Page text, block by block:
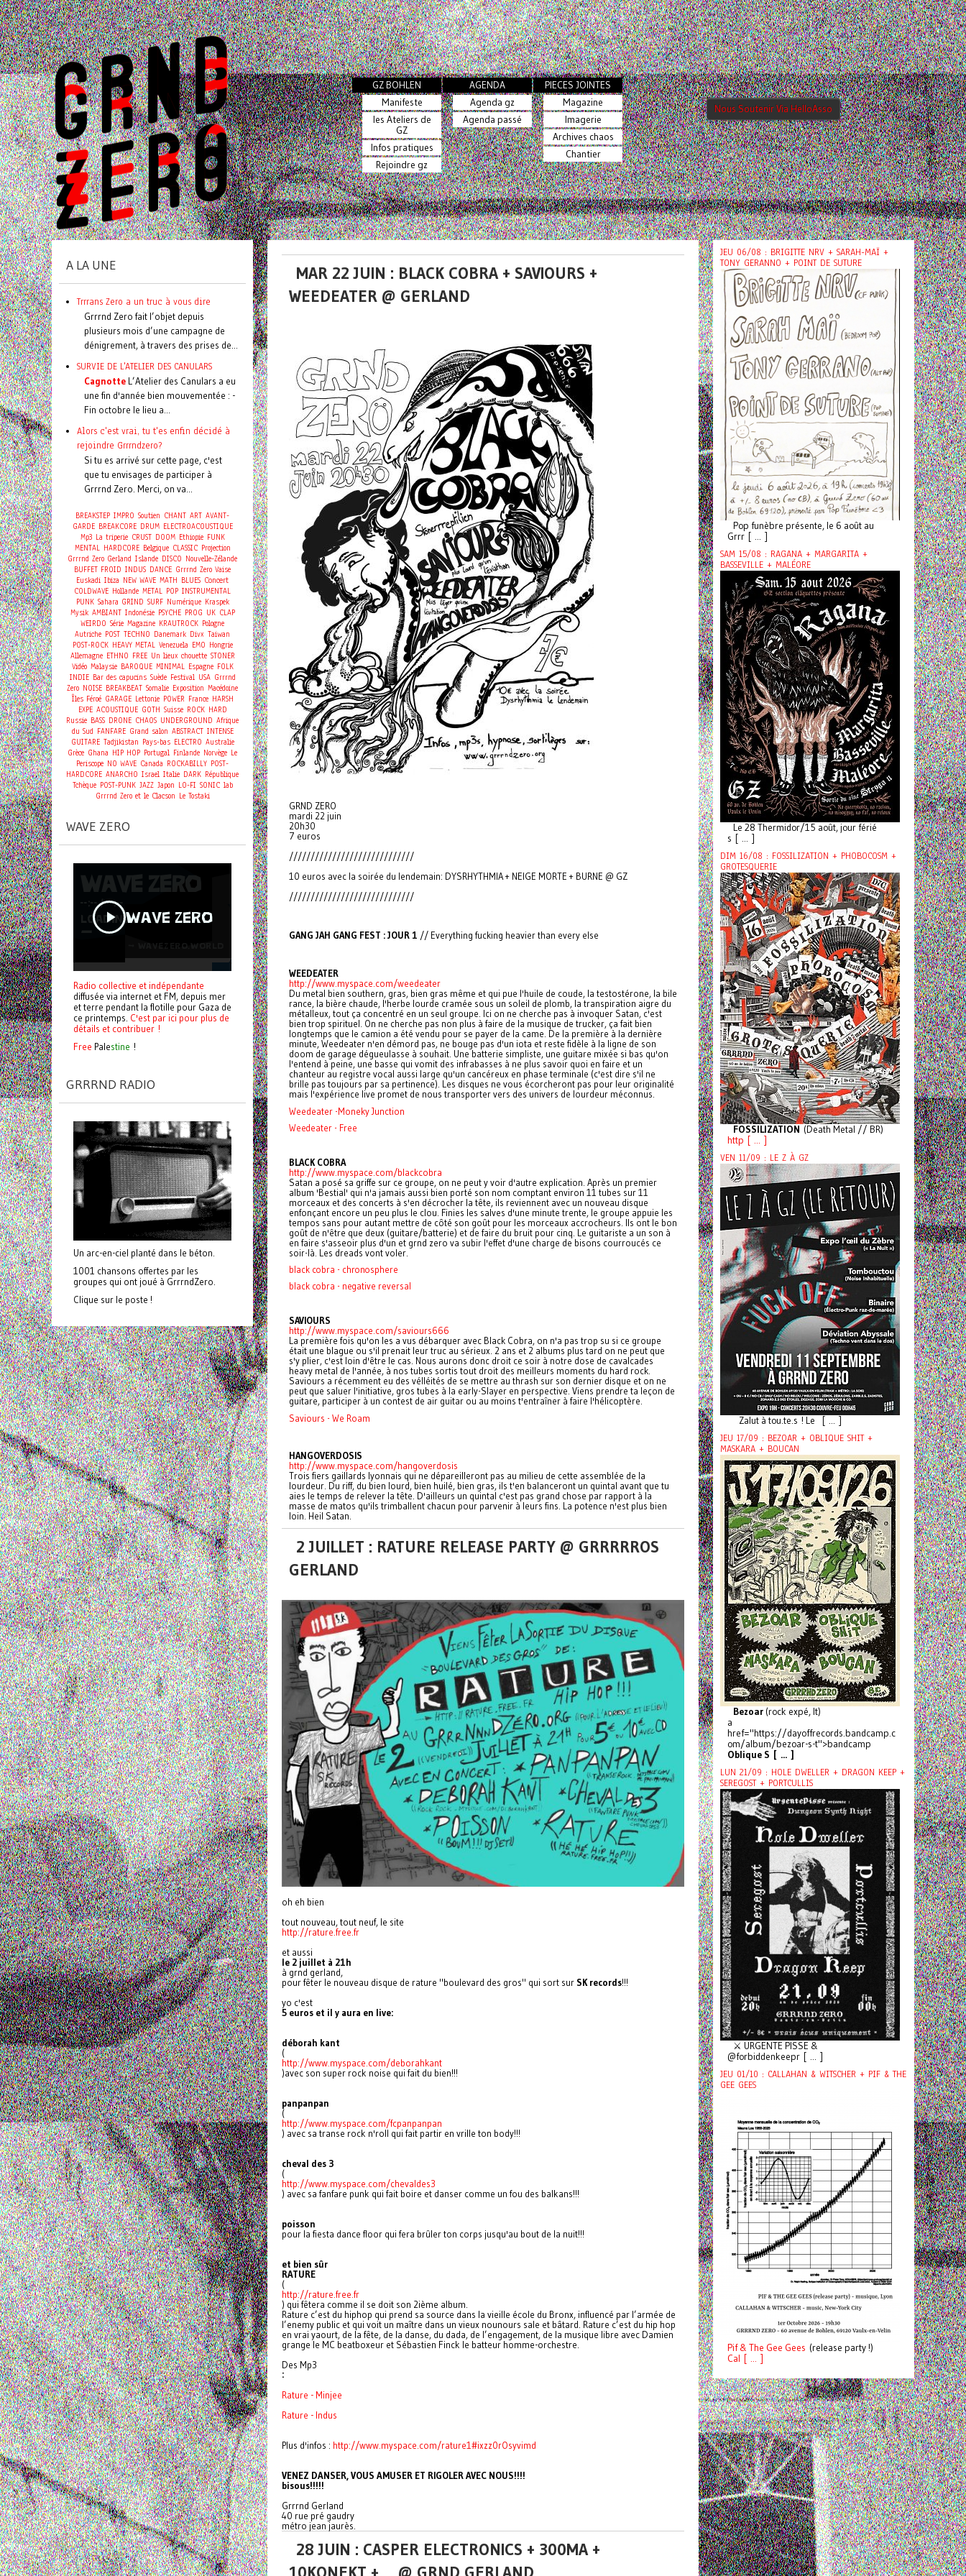
GZ BOHLEN
Manifeste
les Ateliers de
GZ
Infos pratiques
Rejoindre gz
AGENDA
Agenda gz
Agenda passé
PIECES JOINTES
Magazine
Imagerie
Archives chaos
Chantier
Nous Soutenir Via HelloAsso
MAR 22 JUIN : BLACK COBRA + SAVIOURS +
WEEDEATER @ GERLAND
GRND ZERO
mardi 22 juin
20h30
7 euros
/////////////////////////////
10 euros avec la soirée du lendemain: DYSRHYTHMIA + NEIGE MORTE + BURNE @ GZ
/////////////////////////////
GANG JAH GANG FEST : JOUR 1 // Everything fucking heavier than every else
WEEDEATER
http://www.myspace.com/weedeater
Du metal bien southern, gras, bien gras même et qui pue l'huile de coude, la testostérone, la bile
rance, la bière chaude, l'herbe lourde cramée sous un soleil de plomb, la transpiration aigre du
métalleux, tout ça concentré en un seul groupe. Ici on ne cherche pas à invoquer Satan, c'est
bien trop spirituel. On ne cherche pas non plus à faire de la musique de trucker, ça fait bien
longtemps que le camion a été vendu pour se payer de la came. De la première à la dernière
minute, Weedeater n'en démord pas, ne bouge pas d'un iota et reste fidèle à la ligne de son
doom de garage dégueulasse à souhait. Une batterie simpliste, une guitare mixée si bas qu'on
l'entend à peine, une basse qui vomit des infrabasses à ne plus savoir quoi en faire et un
chanteur au registre vocal aussi large qu'un cancéreux en phase terminale (c'est dire s'il ne
brille pas toujours par sa pertinence). Les disques ne vous écorcheront pas pour leur originalité
mais l'expérience live promet de nous transporter vers des univers de lourdeur méconnus.
Weedeater -Moneky Junction
Weedeater - Free
BLACK COBRA
http://www.myspace.com/blackcobra
Satan a posé sa griffe sur ce groupe, on ne peut y voir d'autre explication. Après un premier
album 'Bestial' qui n'a jamais aussi bien porté son nom comptant environ 11 tubes sur 11
morceaux et des concerts à s'en décrocher la tête, ils reviennent avec un nouveau disque
enfonçant encore un peu plus le clou. Finies les salves d'une minute trente, le groupe appuie les
tempos sans pour autant mettre de côté son goût pour les morceaux accrocheurs. Ils ont le bon
goût de n'être que deux (guitare/batterie) et de faire du bruit pour cinq. Le guitariste a un son à
en faire s'asseoir plus d'un et grnd zero va subir l'effet d'une charge de bisons courroucés ce
soir-là. Les dreads vont voler.
black cobra - chronosphere
black cobra - negative reversal
SAVIOURS
http://www.myspace.com/saviours666
La première fois qu'on les a vus débarquer avec Black Cobra, on n'a pas trop su si ce groupe
était une blague ou s'il prenait leur truc au sérieux. 2 ans et 2 albums plus tard on ne peut que
s'y plier, c'est loin d'être le cas. Nous aurons donc droit ce soir à notre dose de cavalcades
heavy metal de l'année, à nos tubes sortis tout droit des meilleurs moments du hard rock.
Saviours a récemment eu des vélléités de se mettre au thrash sur son dernier disque et on ne
peut que saluer l'initiative, gros tubes à la early-Slayer en perspective. Viens prendre ta leçon de
guitare, participer à un contest de air guitar ou au moins t'entraîner à faire l'hélicoptère.
Saviours - We Roam
HANGOVERDOSIS
http://www.myspace.com/hangoverdosis
Trois fiers gaillards lyonnais qui ne dépareilleront pas au milieu de cette assemblée de la
lourdeur. Du riff, du bien lourd, bien huilé, bien gras, ils t'en balanceront un quintal avant que tu
aies le temps de relever la tête. D'ailleurs un quintal c'est pas grand chose par rapport à la
masse de matos qu'ils trimballent chacun pour parvenir à leurs fins. La potence n'est plus bien
loin. Heil Satan.
2 JUILLET : RATURE RELEASE PARTY @ GRRRRROS
GERLAND
oh eh bien
tout nouveau, tout neuf, le site
http://rature.free.fr
et aussi
le 2 juillet à 21h
à grnd gerland,
pour fêter le nouveau disque de rature "boulevard des gros" qui sort sur SK records!!!
yo c'est
5 euros et il y aura en live:
déborah kant
(
http://www.myspace.com/deborahkant
)avec son super rock noise qui fait du bien!!!
panpanpan
(
http://www.myspace.com/fcpanpanpan
) avec sa transe rock n'roll qui fait partir en vrille ton body!!!
cheval des 3
(
http://www.myspace.com/chevaldes3
) avec sa fanfare punk qui fait boire et danser comme un fou des balkans!!!
poisson
pour la fiesta dance floor qui fera brûler ton corps jusqu'au bout de la nuit!!!
et bien sûr
RATURE
(
http://rature.free.fr
) qui fêtera comme il se doit son 2ième album.
Rature c’est du hiphop qui prend sa source dans la vieille école du Bronx, influencé par l’armée de
l’enemy public et qui voit un maître dans un vieux nounours sale et bâtard. Rature c’est du hip hop
en vrai yaourt, de la fête, de la danse, du dada, de l’engagement, de la musique libre avec Damien
grange le MC beatboxeur et Sébastien Finck le batteur homme-orchestre.
Des Mp3
:
Rature - Minjee
Rature - Indus
Plus d'infos : http://www.myspace.com/rature1#ixzz0rOsyvimd
VENEZ DANSER, VOUS AMUSER ET RIGOLER AVEC NOUS!!!!
bisous!!!!!
Grrrnd Gerland
40 rue pré gaudry
métro jean jaurès.
28 JUIN : CASPER ELECTRONICS + 300MA +
A LA UNE
Trrrans Zero a un truc à vous dire
Grrrnd Zero fait l’objet depuis
plusieurs mois d’une campagne de
dénigrement, à travers des prises de...
SURVIE DE L'ATELIER DES CANULARS
Cagnotte L’Atelier des Canulars a eu
une fin d'année bien mouvementée : -
Fin octobre le lieu a...
Alors c'est vrai, tu t'es enfin décidé à
rejoindre Grrrndzero?
Si tu es arrivé sur cette page, c'est
que tu envisages de participer à
Grrrnd Zero. Merci, on va...
BREAKSTEP IMPRO Soutien CHANT ART AVANT-
GARDE BREAKCORE DRUM ELECTROACOUSTIQUE
Mp3 La triperie CRUST DOOM Ethiopie FUNK
MENTAL HARDCORE Belgique CLASSIC Projection
Grrrnd Zero Gerland Islande DISCO Nouvelle-Zélande
BUFFET FROID INDUS DANCE Grrrnd Zero Vaise
Euskadi Ibiza NEW WAVE MATH BLUES Concert
COLDWAVE Hollande METAL POP INSTRUMENTAL
PUNK Sahara GRIND SURF Numérique Kraspek
Mysik AMBIANT Indonésie PSYCHE PROG UK CLAP
WEIRDO Série Magazine KRAUTROCK Pologne
Autriche POST TECHNO Danemark Divx Taiwan
POST-ROCK HEAVY METAL Venezuela EMO Hongrie
Allemagne ETHNO FREE Un lieux chouette STONER
Vidéo Malaysie BAROQUE MINIMAL Espagne FOLK
INDIE Bar des capucins Suède Festival USA Grrrnd
Zero NOISE BREAKBEAT Somalie Exposition Macédoine
Îles Féroé GARAGE Lettonie POWER France HARSH
EXPE ACOUSTIQUE GOTH Suisse ROCK HARD
Russie BASS DRONE CHAOS UNDERGROUND Afrique
du Sud FANFARE Grand salon ABSTRACT INTENSE
GUITARE Tadjikistan Pays-bas ELECTRO Australie
Grèce Ghana HIP HOP Portugal Finlande Norvège Le
Periscope NO WAVE Canada ROCKABILLY POST-
HARDCORE ANARCHO Israel Italie DARK République
Tchèque POST-PUNK JAZZ Japon LO-FI SONIC lab
Grrrnd Zero et le Clacson Le Tostaki
WAVE ZERO
Radio collective et indépendante
diffusée via internet et FM, depuis mer
et terre pendant la flotille pour Gaza de
ce printemps. C'est par ici pour plus de
détails et contribuer !
Free Palestine !
GRRRND RADIO
Un arc-en-ciel planté dans le béton.
1001 chansons offertes par les
groupes qui ont joué à GrrrndZero.
Clique sur le poste !
JEU 06/08 : BRIGITTE NRV + SARAH-MAÏ +
TONY GERANNO + POINT DE SUTURE
Pop funèbre présente, le 6 août au
Grrr [ ... ]
SAM 15/08 : RAGANA + MARGARITA +
BASSEVILLE + MALÉORE
Le 28 Thermidor/15 août, jour férié
s [ ... ]
DIM 16/08 : FOSSILIZATION + PHOBOCOSM +
GROTESQUERIE
FOSSILIZATION (Death Metal // BR)
http [ ... ]
VEN 11/09 : LE Z À GZ
Zalut à tou.te.s ! Le [ ... ]
JEU 17/09 : BEZOAR + OBLIQUE SHIT +
MASKARA + BOUCAN
Bezoar (rock expé, It)
a
href="https://dayoffrecords.bandcamp.c
om/album/bezoar-s-t">bandcamp
Oblique S [ ... ]
LUN 21/09 : HOLE DWELLER + DRAGON KEEP +
SEREGOST + PORTCULLIS
⚔️ URGENTE PISSE &
@forbiddenkeepr [ ... ]
JEU 01/10 : CALLAHAN & WITSCHER + PIF & THE
GEE GEES
Pif& The Gee Gees (release party !)
Cal [ ... ]